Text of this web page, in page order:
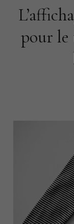
PROJETS
pour le